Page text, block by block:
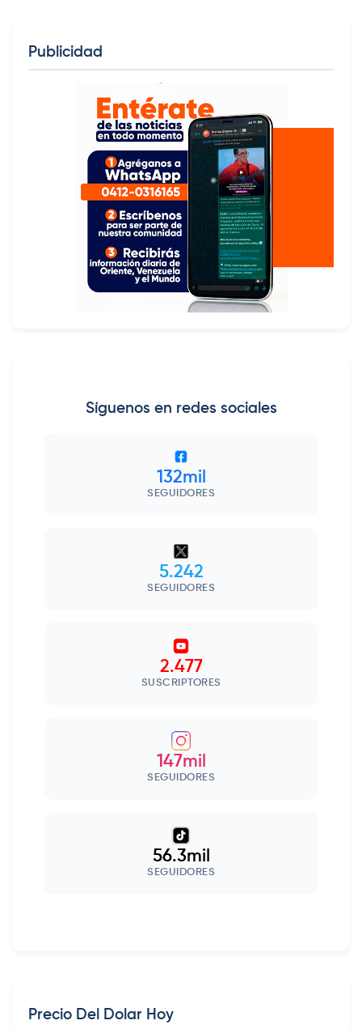
Publicidad
Síguenos en redes sociales
132mil
SEGUIDORES
5.242
SEGUIDORES
2.477
SUSCRIPTORES
147mil
SEGUIDORES
56.3mil
SEGUIDORES
Precio Del Dolar Hoy